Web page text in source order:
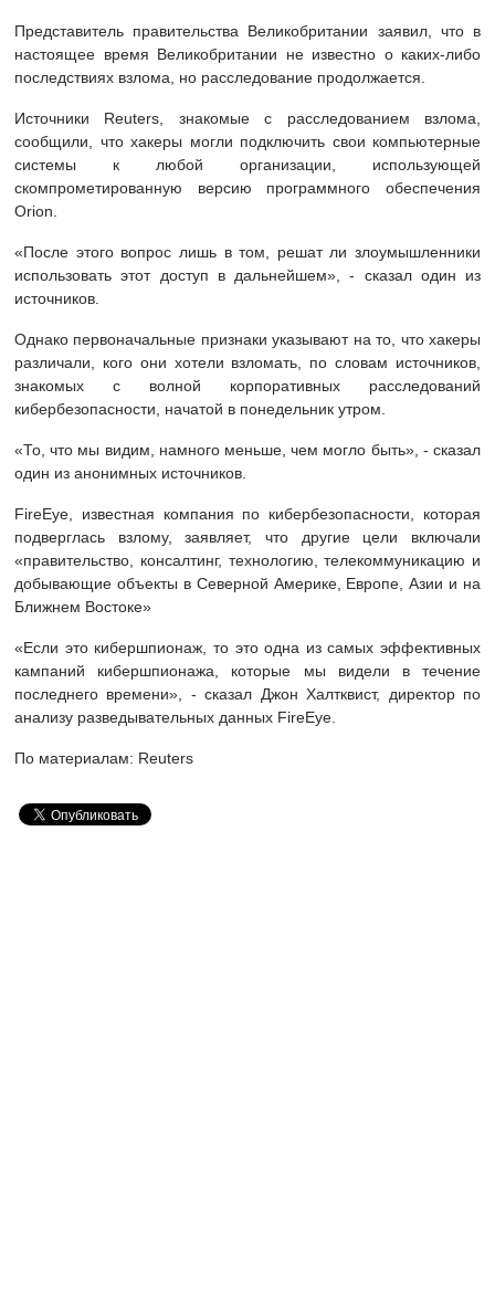
Представитель правительства Великобритании заявил, что в
настоящее время Великобритании не известно о каких-либо
последствиях взлома, но расследование продолжается.
Источники Reuters, знакомые с расследованием взлома,
сообщили, что хакеры могли подключить свои компьютерные
системы к любой организации, использующей
скомпрометированную версию программного обеспечения
Orion.
«После этого вопрос лишь в том, решат ли злоумышленники
использовать этот доступ в дальнейшем», - сказал один из
источников.
Однако первоначальные признаки указывают на то, что хакеры
различали, кого они хотели взломать, по словам источников,
знакомых с волной корпоративных расследований
кибербезопасности, начатой ​​в понедельник утром.
«То, что мы видим, намного меньше, чем могло быть», - сказал
один из анонимных источников.
FireEye, известная компания по кибербезопасности, которая
подверглась взлому, заявляет, что другие цели включали
«правительство, консалтинг, технологию, телекоммуникацию и
добывающие объекты в Северной Америке, Европе, Азии и на
Ближнем Востоке»
«Если это кибершпионаж, то это одна из самых эффективных
кампаний кибершпионажа, которые мы видели в течение
последнего времени», - сказал Джон Халтквист, директор по
анализу разведывательных данных FireEye.
По материалам: Reuters